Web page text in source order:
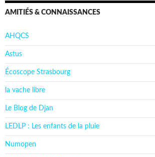
AMITIÉS & CONNAISSANCES
AHQCS
Astus
Écoscope Strasbourg
la vache libre
Le Blog de Djan
LEDLP : Les enfants de la pluie
Numopen